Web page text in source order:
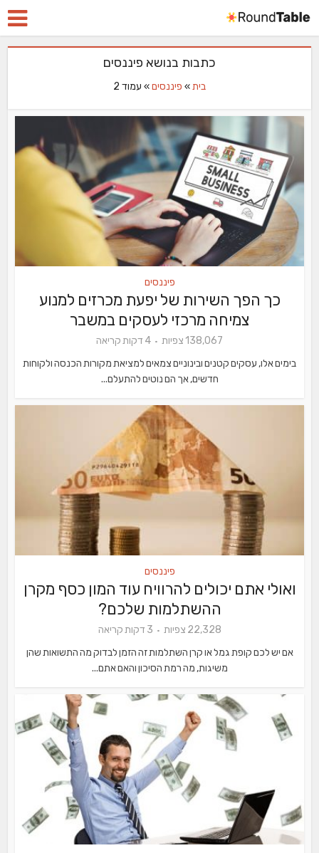
כתבות בנושא פיננסים
בית» פיננסים» עמוד 2
פיננסים
כך הפך השירות של יפעת מכרזים למנוע
צמיחה מרכזי לעסקים במשבר
138,067 צפיות
4 דקות קריאה
בימים אלו, עסקים קטנים ובינוניים צמאים למציאת מקורות הכנסה ולקוחות
חדשים, אך הם נוטים להתעלם...
פיננסים
ואולי אתם יכולים להרוויח עוד המון כסף מקרן
ההשתלמות שלכם?
22,328 צפיות
3 דקות קריאה
אם יש לכם קופת גמל או קרן השתלמות זה הזמן לבדוק מה התשואות שהן
משיגות, מה רמת הסיכון והאם אתם...